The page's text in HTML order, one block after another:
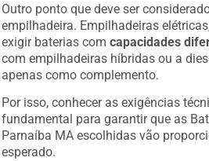
Outro ponto que deve ser
empilhadeira. Empilhadeiras
exigir baterias comcapacidades
com empilhadeiras híbridas ou a
apenas como complemento.
Por isso, conhecer as exigências
fundamental para garantir que as
Parnaíba MA escolhidas vão
esperado.